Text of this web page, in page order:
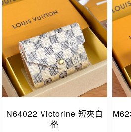
N64022 Victorine 短夾白
格